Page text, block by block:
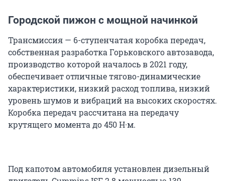
Городской пижон с мощной начинкой
Трансмиссия — 6-ступенчатая коробка передач,
собственная разработка Горьковского автозавода,
производство которой началось в 2021 году,
обеспечивает отличные тягово-динамические
характеристики, низкий расход топлива, низкий
уровень шумов и вибраций на высоких скоростях.
Коробка передач рассчитана на передачу
крутящего момента до 450 Н·м.
Под капотом автомобиля установлен дизельный